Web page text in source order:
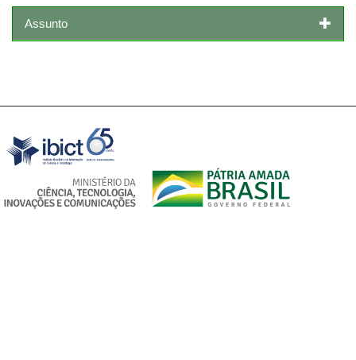
Assunto